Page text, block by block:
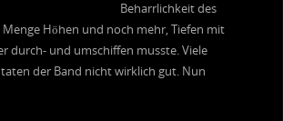
Beharrlichkeit des
Höhen und noch mehr, Tiefen mit
durch- und umschiffen musste. Viele
der Band nicht wirklich gut. Nun